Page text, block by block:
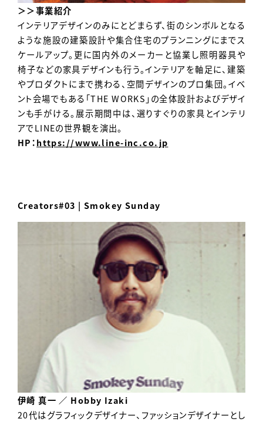
＞＞事業紹介
インテリアデザインのみにとどまらず、街のシンボルとなる
ような施設の建築設計や集合住宅のプランニングにまでス
ケールアップ。更に国内外のメーカーと協業し照明器具や
椅子などの家具デザインも行う。インテリアを軸足に、建築
やプロダクトにまで携わる、空間デザインのプロ集団。イベ
ント会場でもある「THE WORKS」の全体設計およびデザイ
ンも手がける。展示期間中は、選りすぐりの家具とインテリ
アでLINEの世界観を演出。
HP：https://www.line-inc.co.jp
Creators#03 | Smokey Sunday
伊崎 真一 ／ Hobby Izaki
20代はグラフィックデザイナー、ファッションデザイナーとし